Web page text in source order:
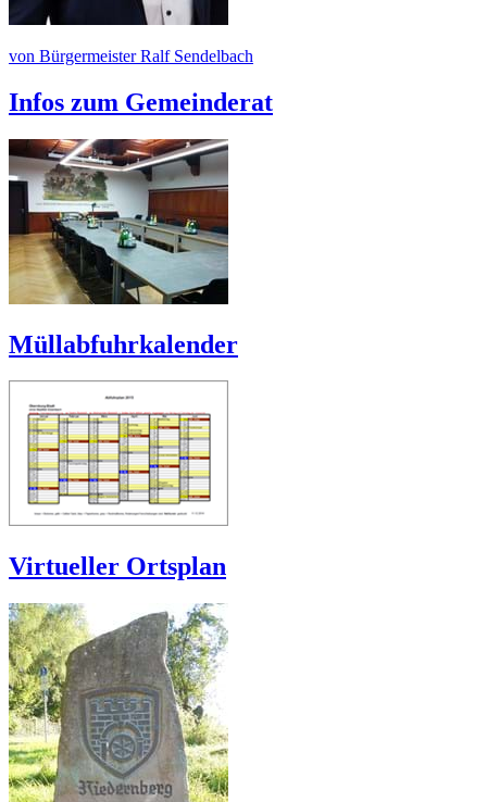
von Bürgermeister Ralf Sendelbach
Infos zum Gemeinderat
Müllabfuhrkalender
Virtueller Ortsplan